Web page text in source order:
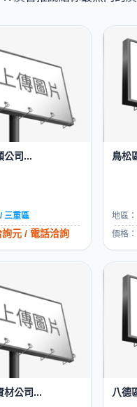
公司...
三重區
詢元 / 電話洽詢
鳥松
地區：
價格：
材公司... 八德